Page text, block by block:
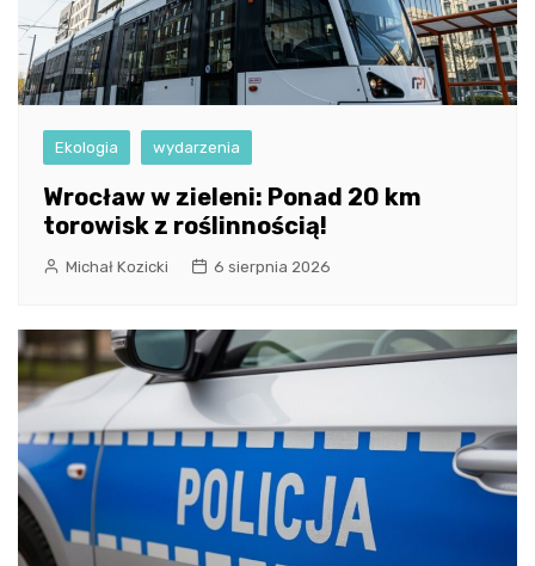
Ekologia wydarzenia
Wrocław w zieleni: Ponad 20 km
torowisk z roślinnością!
Michał Kozicki 6 sierpnia 2026